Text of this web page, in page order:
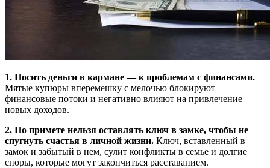
1. Носить деньги в кармане — к проблемам с финансами.
Мятые купюры вперемешку с мелочью блокируют
финансовые потоки и негативно влияют на привлечение
новых доходов.
2. По примете нельзя оставлять ключ в замке, чтобы не
спугнуть счастья в личной жизни. Ключ, вставленный в
замок и забытый в нем, сулит конфликты в семье и долгие
споры, которые могут закончиться расставанием.